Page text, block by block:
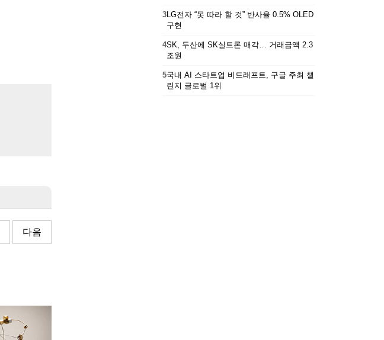
다음
3LG전자 “못 따라 할 것” 반사율 0.5% OLED
구현
4SK, 두산에 SK실트론 매각… 거래금액 2.3
조원
5국내 AI 스타트업 비드래프트, 구글 주최 챌
린지 글로벌 1위